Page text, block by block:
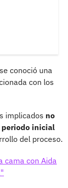
conoció una
con los
implicados no
periodo inicial
del proceso.
cama con Aida